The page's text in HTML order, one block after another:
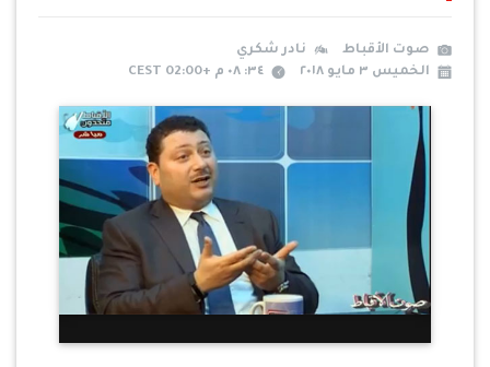
صوت الأقباط
نادر شكري
الخميس ٣ مايو ٢٠١٨
٣٤: ٠٨ م +02:00 CEST